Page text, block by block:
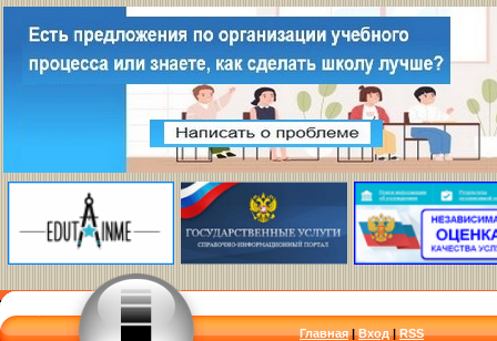
Главная |Вход|RSS